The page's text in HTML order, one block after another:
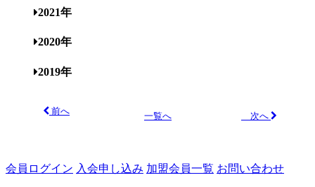
2021年
2020年
2019年
前へ
一覧へ 次へ
会員ログイン 入会申し込み 加盟会員一覧 お問い合わせ